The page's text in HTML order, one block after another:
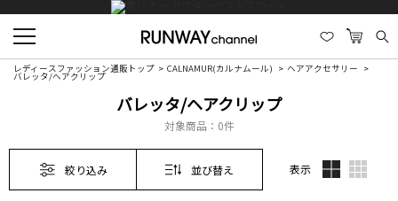
レディースファッション通販トップ CALNAMUR(カルナムール) ヘアアクセサリー
バレッタ/ヘアクリップ
バレッタ/ヘアクリップ
対象商品： 0件
絞り込み 並び替え 表示